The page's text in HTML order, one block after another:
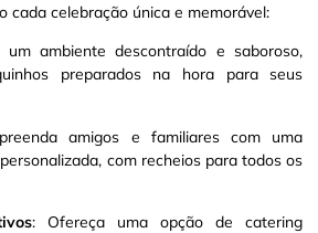
cada celebração única e memorável:
um ambiente descontraído e saboroso,
preparados na hora para seus
amigos e familiares com uma
com recheios para todos os
: Ofereça uma opção de catering